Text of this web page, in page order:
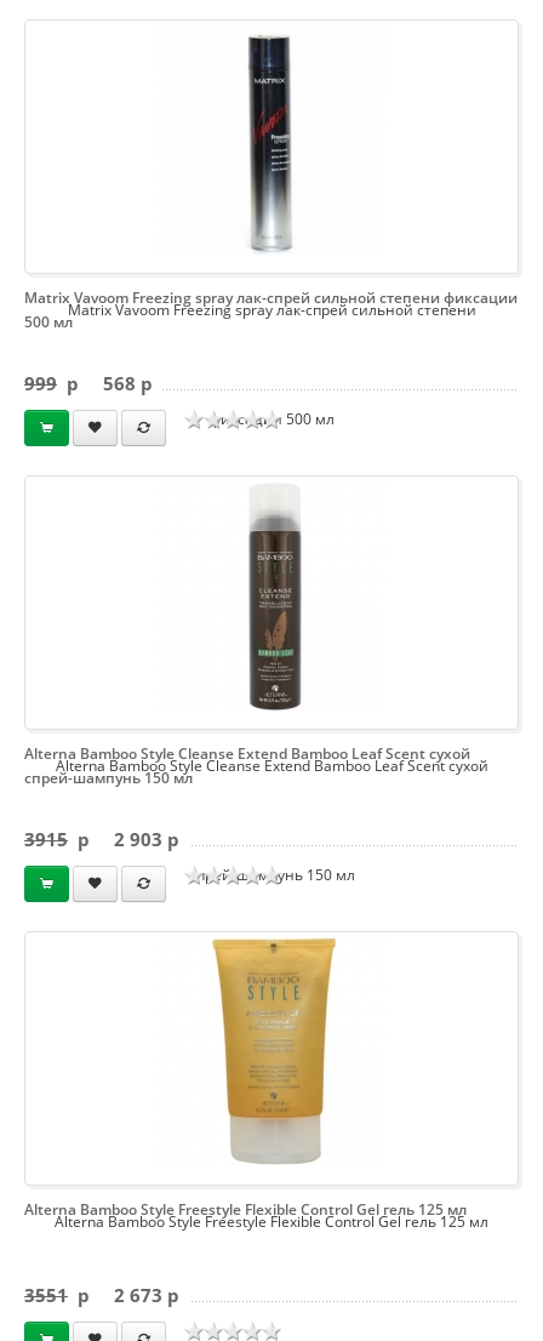
Matrix Vavoom Freezing spray лак-спрей сильной степени
фиксации 500 мл
Matrix Vavoom Freezing spray лак-спрей сильной степени фиксации
500 мл
999 p 568 p
Alterna Bamboo Style Cleanse Extend Bamboo Leaf Scent сухой
спрей-шампунь 150 мл
Alterna Bamboo Style Cleanse Extend Bamboo Leaf Scent сухой
спрей-шампунь 150 мл
3915 p 2 903 p
Alterna Bamboo Style Freestyle Flexible Control Gel гель 125 мл
Alterna Bamboo Style Freestyle Flexible Control Gel гель 125 мл
3551 p 2 673 p